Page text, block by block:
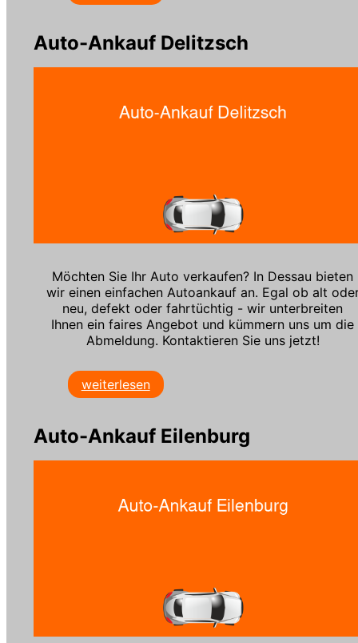
Auto-Ankauf Delitzsch
Möchten Sie Ihr Auto verkaufen? In Dessau bieten
wir einen einfachen Autoankauf an. Egal ob alt
neu, defekt oder fahrtüchtig - wir unterbreiten
Ihnen ein faires Angebot und kümmern uns um die
Abmeldung. Kontaktieren Sie uns jetzt!
weiterlesen
Auto-Ankauf Eilenburg